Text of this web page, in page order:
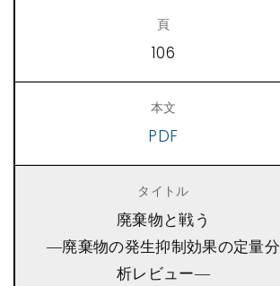
106
PDF
廃棄物と戦う
―廃棄物の発生抑制効果の定量分
析レビュー―